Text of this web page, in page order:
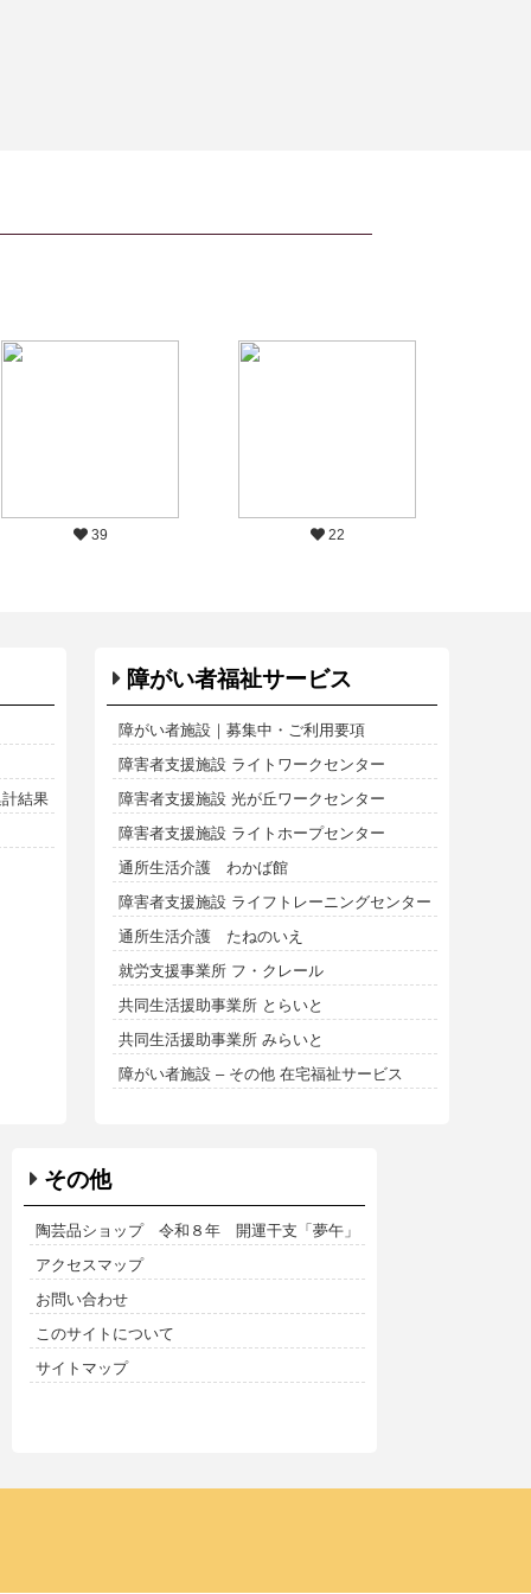
39 22
結果
障がい者福祉サービス
障がい者施設｜募集中・ご利用要項
障害者支援施設 ライトワークセンター
障害者支援施設 光が丘ワークセンター
障害者支援施設 ライトホープセンター
通所生活介護 わかば館
障害者支援施設 ライフトレーニングセンター
通所生活介護 たねのいえ
就労支援事業所 フ・クレール
共同生活援助事業所 とらいと
共同生活援助事業所 みらいと
障がい者施設 – その他 在宅福祉サービス
その他
陶芸品ショップ 令和８年 開運干支「夢午」
アクセスマップ
お問い合わせ
このサイトについて
サイトマップ